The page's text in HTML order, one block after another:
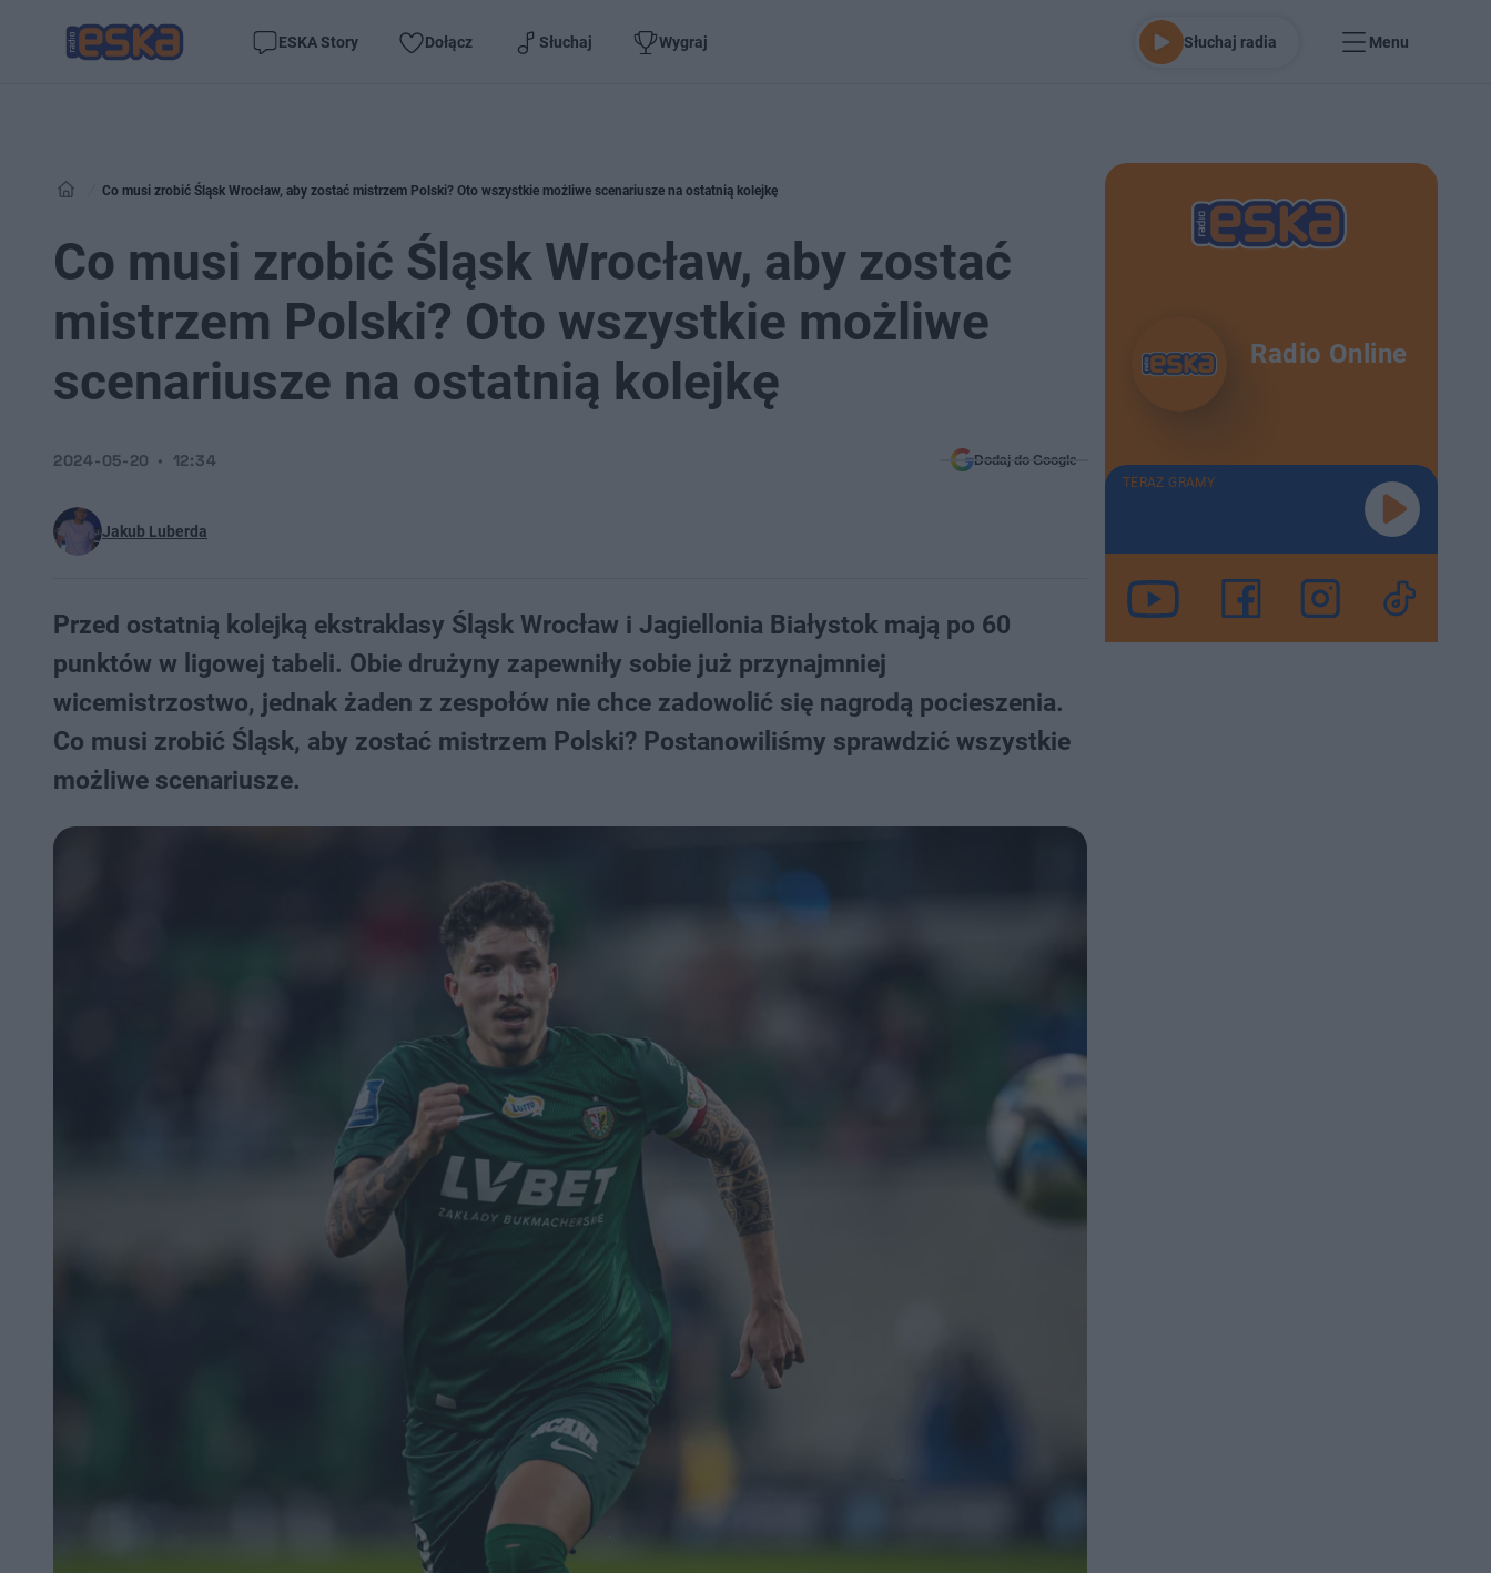
ESKA Story Dołącz Słuchaj Wygraj Słuchaj radia Menu
Co musi zrobić Śląsk Wrocław, aby zostać mistrzem Polski? Oto wszystkie możliwe scenariusze na ostatnią kolejkę
Co musi zrobić Śląsk Wrocław, aby zostać
mistrzem Polski? Oto wszystkie możliwe
scenariusze na ostatnią kolejkę
Jakub Luberda
2024-05-20 12:34 Dodaj do Google
Przed ostatnią kolejką ekstraklasy Śląsk Wrocław i Jagiellonia Białystok mają po 60
punktów w ligowej tabeli. Obie drużyny zapewniły sobie już przynajmniej
wicemistrzostwo, jednak żaden z zespołów nie chce zadowolić się nagrodą pocieszenia.
Co musi zrobić Śląsk, aby zostać mistrzem Polski? Postanowiliśmy sprawdzić wszystkie
możliwe scenariusze.
Radio Online
TERAZ GRAMY